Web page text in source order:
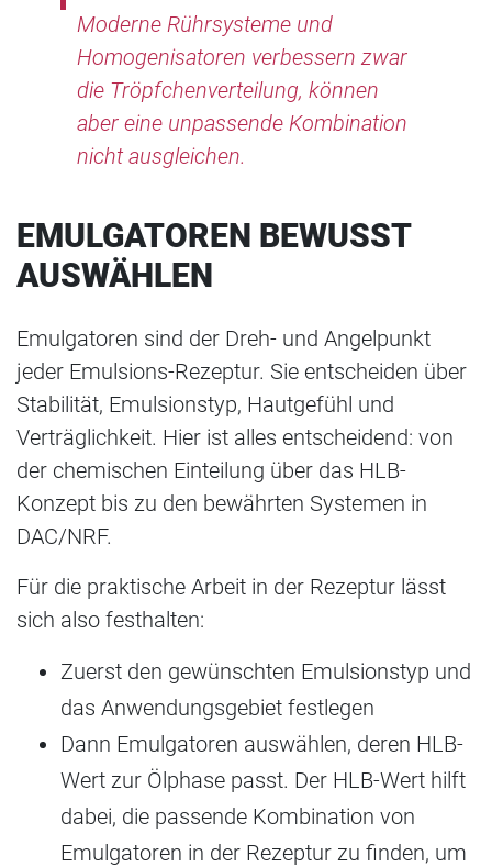
Moderne Rührsysteme und
Homogenisatoren verbessern zwar
die Tröpfchenverteilung, können
aber eine unpassende Kombination
nicht ausgleichen.
EMULGATOREN BEWUSST
AUSWÄHLEN
Emulgatoren sind der Dreh- und Angelpunkt
jeder Emulsions-Rezeptur. Sie entscheiden über
Stabilität, Emulsionstyp, Hautgefühl und
Verträglichkeit. Hier ist alles entscheidend: von
der chemischen Einteilung über das HLB-
Konzept bis zu den bewährten Systemen in
DAC/NRF.
Für die praktische Arbeit in der Rezeptur lässt
sich also festhalten:
Zuerst den gewünschten Emulsionstyp und
das Anwendungsgebiet festlegen
Dann Emulgatoren auswählen, deren HLB-
Wert zur Ölphase passt. Der HLB-Wert hilft
dabei, die passende Kombination von
Emulgatoren in der Rezeptur zu finden, um